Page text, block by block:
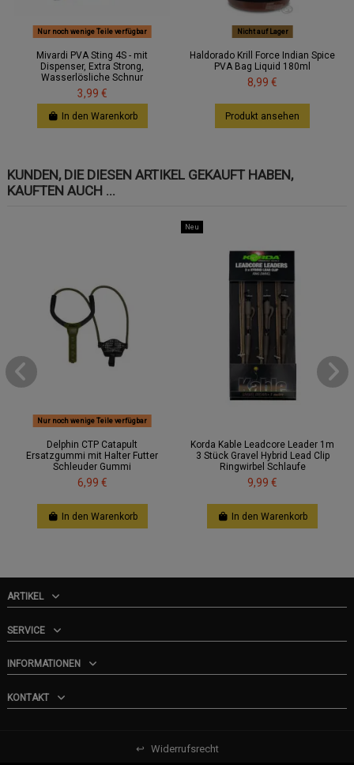
Nur noch wenige Teile verfügbar
Mivardi PVA Sting 4S - mit
Dispenser, Extra Strong,
Wasserlösliche Schnur
3,99 €
In den Warenkorb
Nicht auf Lager
Haldorado Krill Force Indian Spice
PVA Bag Liquid 180ml
8,99 €
Produkt ansehen
KUNDEN, DIE DIESEN ARTIKEL GEKAUFT HABEN,
KAUFTEN AUCH ...
Nur noch wenige Teile verfügbar
Delphin CTP Catapult
Ersatzgummi mit Halter Futter
Schleuder Gummi
6,99 €
In den Warenkorb
Neu
Korda Kable Leadcore Leader 1m
3 Stück Gravel Hybrid Lead Clip
Ringwirbel Schlaufe
9,99 €
In den Warenkorb
ARTIKEL
SERVICE
INFORMATIONEN
KONTAKT
↩ Widerrufsrecht